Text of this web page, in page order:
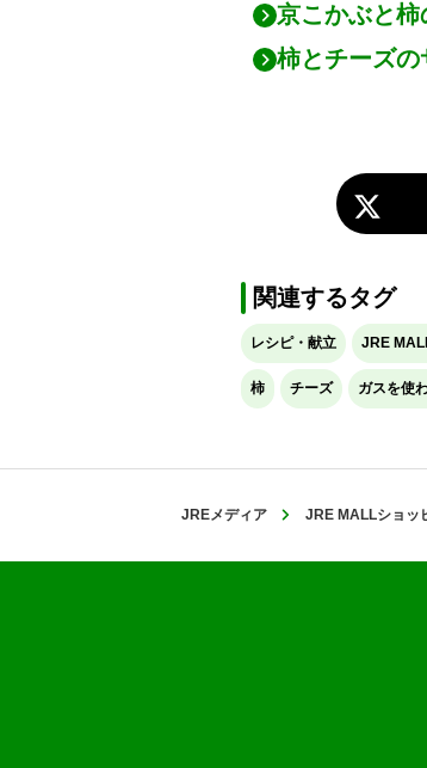
京こかぶと
柿とチーズ
関連するタグ
レシピ・献立 JRE
柿 チーズ ガスを使
JREメディア JRE MALLショッ